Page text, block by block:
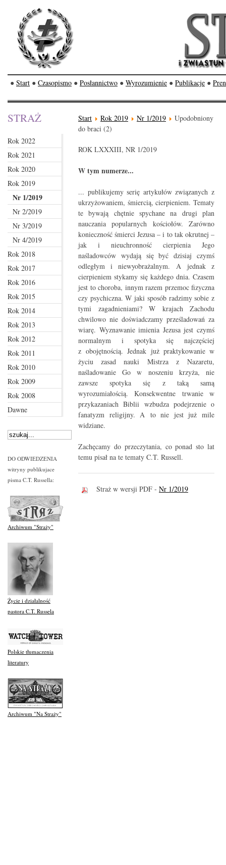
● Start ● Czasopismo ● Posłannictwo ● Wyrozumienie ● Publikacje ●
STRAŻ
Rok 2022
Rok 2021
Rok 2020
Rok 2019
Nr 1/2019
Nr 2/2019
Nr 3/2019
Nr 4/2019
Rok 2018
Rok 2017
Rok 2016
Rok 2015
Rok 2014
Rok 2013
Rok 2012
Rok 2011
Rok 2010
Rok 2009
Rok 2008
Dawne
DO ODWIEDZENIA
witryny publikujace
pisma C.T. Russella:
Archiwum "Straży"
Życie i działalność
pastora C.T. Russela
Polskie tłumaczenia
literatury
Archiwum "Na Straży"
Start Rok 2019 Nr 1/2019
Upodobniony
do braci (2)
ROK LXXXIII, NR 1/2019
W tym numerze...
... publikujemy serię artykułów związanych z
ukrzyżowaniem, śmiercią, cierpieniem. Tematy
te bywają chętnie spychane na drugi plan
nauczania popularnych kościołów. Zarówno
konieczność śmierci Jezusa – i to tak okrutnej –
jak i nieuchronność cierpienia Jego
naśladowców wydają się być dzisiaj czymś
odległym i niewyobrażalnym. A jednak z
cierpieniem stykamy się każdego dnia. Czasem
jest to choroba, innym razem przemoc fizyczna
czy psychiczna. W jaki sposób radzimy sobie z
tymi zagadnieniami? W krajach Zachodu
chwilowo nie doświadczamy prześladowań za
wiarę. Wyznawanie imienia Jezusa jest czymś
normalnym i spotyka się najczęściej
z obojętnością. Jednak już praktykowanie w
życiu zasad nauki Mistrza z Nazaretu,
naśladowanie Go w noszeniu krzyża, nie
zawsze spotyka się z taką samą
wyrozumiałością. Konsekwentne trwanie w
przykazaniach Biblii wzbudza podejrzenie o
fanatyzm religijny. A to nie jest już mile
widziane.
Zachęcamy do przeczytania, co ponad sto lat
temu pisał na te tematy C.T. Russell.
Straż w wersji PDF - Nr 1/2019